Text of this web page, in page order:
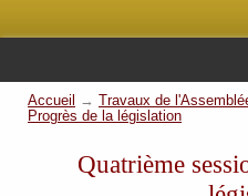
Accueil → Travaux de
Progrès de la législation
Quatrième